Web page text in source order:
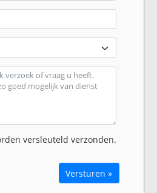
versleuteld verzonden.
Versturen »